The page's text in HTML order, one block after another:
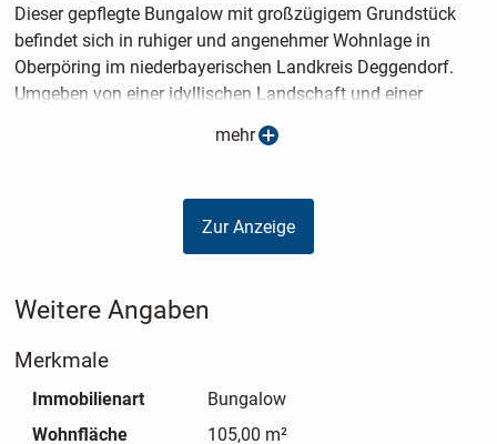
Dieser gepflegte Bungalow mit großzügigem Grundstück
befindet sich in ruhiger und angenehmer Wohnlage in
Oberpöring im niederbayerischen Landkreis Deggendorf.
Umgeben von einer idyllischen Landschaft und einer
familienfreundlichen Umgebung bietet die Immobilie ideale
Voraussetzungen für alle, die komfortables Wohnen auf
Der Bungalow überzeugt durch seine solide Bauweise, eine
Wohnräume mit angenehmer Wohnatmosphäre.
und schaffen ein behagliches Zuhause mit vielfältigen
Gestaltungsmöglichkeiten.
Besonders hervorzuheben ist das weitläufige Grundstück
mehr
Zur Anzeige
Weitere Angaben
Merkmale
Immobilienart
Bungalow
Wohnfläche
105,00 m²